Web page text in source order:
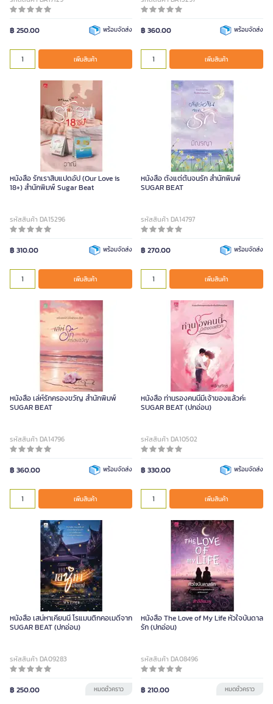
฿ 250.00 พร้อมจัดส่ง
เพิ่มสินค้า
฿ 360.00 พร้อมจัดส่ง
เพิ่มสินค้า
หนังสือ รักเราสิบแปดอัป (Our Love is
18+) สำนักพิมพ์ Sugar Beat
รหัสสินค้า DA15296
฿ 310.00 พร้อมจัดส่ง
เพิ่มสินค้า
หนังสือ ตั้งแต่ต้นจนรัก สำนักพิมพ์
SUGAR BEAT
รหัสสินค้า DA14797
฿ 270.00 พร้อมจัดส่ง
เพิ่มสินค้า
หนังสือ เล่ห์รักครองขวัญ สำนักพิมพ์
SUGAR BEAT
รหัสสินค้า DA14796
฿ 360.00 พร้อมจัดส่ง
เพิ่มสินค้า
หนังสือ ท่านรองคนนี้มีเจ้าของแล้วค่ะ
SUGAR BEAT (ปกอ่อน)
รหัสสินค้า DA10502
฿ 330.00 พร้อมจัดส่ง
เพิ่มสินค้า
หนังสือ เสน่หาเคียนนี่ โรแมนติกคอเมดีจาก
SUGAR BEAT (ปกอ่อน)
รหัสสินค้า DA09283
฿ 250.00 หมดชั่วคราว
หนังสือ The Love of My Life หัวใจบันดาล
รัก (ปกอ่อน)
รหัสสินค้า DA08496
฿ 210.00 หมดชั่วคราว